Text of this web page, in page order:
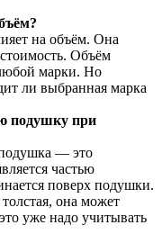
на объём. Она
Объём
марки. Но
ли выбранная марка
подушку при
— это
частью
поверх подушки.
она может
уже надо учитывать